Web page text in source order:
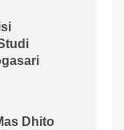
Dhito